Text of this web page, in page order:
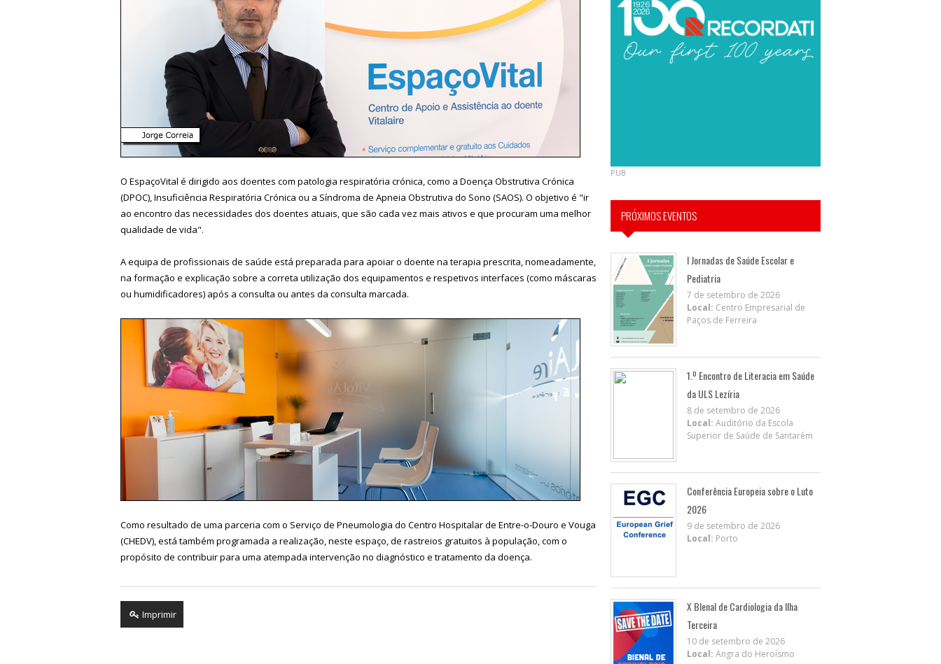
O EspaçoVital é dirigido aos doentes com patologia respiratória crónica, como a Doença Obstrutiva Crónica
(DPOC), Insuficiência Respiratória Crónica ou a Síndroma de Apneia Obstrutiva do Sono (SAOS). O objetivo é "ir
ao encontro das necessidades dos doentes atuais, que são cada vez mais ativos e que procuram uma melhor
qualidade de vida".
A equipa de profissionais de saúde está preparada para apoiar o doente na terapia prescrita, nomeadamente,
na formação e explicação sobre a correta utilização dos equipamentos e respetivos interfaces (como máscaras
ou humidificadores) após a consulta ou antes da consulta marcada.
Como resultado de uma parceria com o Serviço de Pneumologia do Centro Hospitalar de Entre-o-Douro e Vouga
(CHEDV), está também programada a realização, neste espaço, de rastreios gratuitos à população, com o
propósito de contribuir para uma atempada intervenção no diagnóstico e tratamento da doença.
Imprimir
PUB
PRÓXIMOS EVENTOS
I Jornadas de Saúde Escolar e
Pediatria
7 de setembro de 2026
Local: Centro Empresarial de
Paços de Ferreira
1.º Encontro de Literacia em Saúde
da ULS Lezíria
8 de setembro de 2026
Local: Auditório da Escola
Superior de Saúde de Santarém
Conferência Europeia sobre o Luto
2026
9 de setembro de 2026
Local: Porto
X BIenal de Cardiologia da Ilha
Terceira
10 de setembro de 2026
Local: Angra do Heroísmo